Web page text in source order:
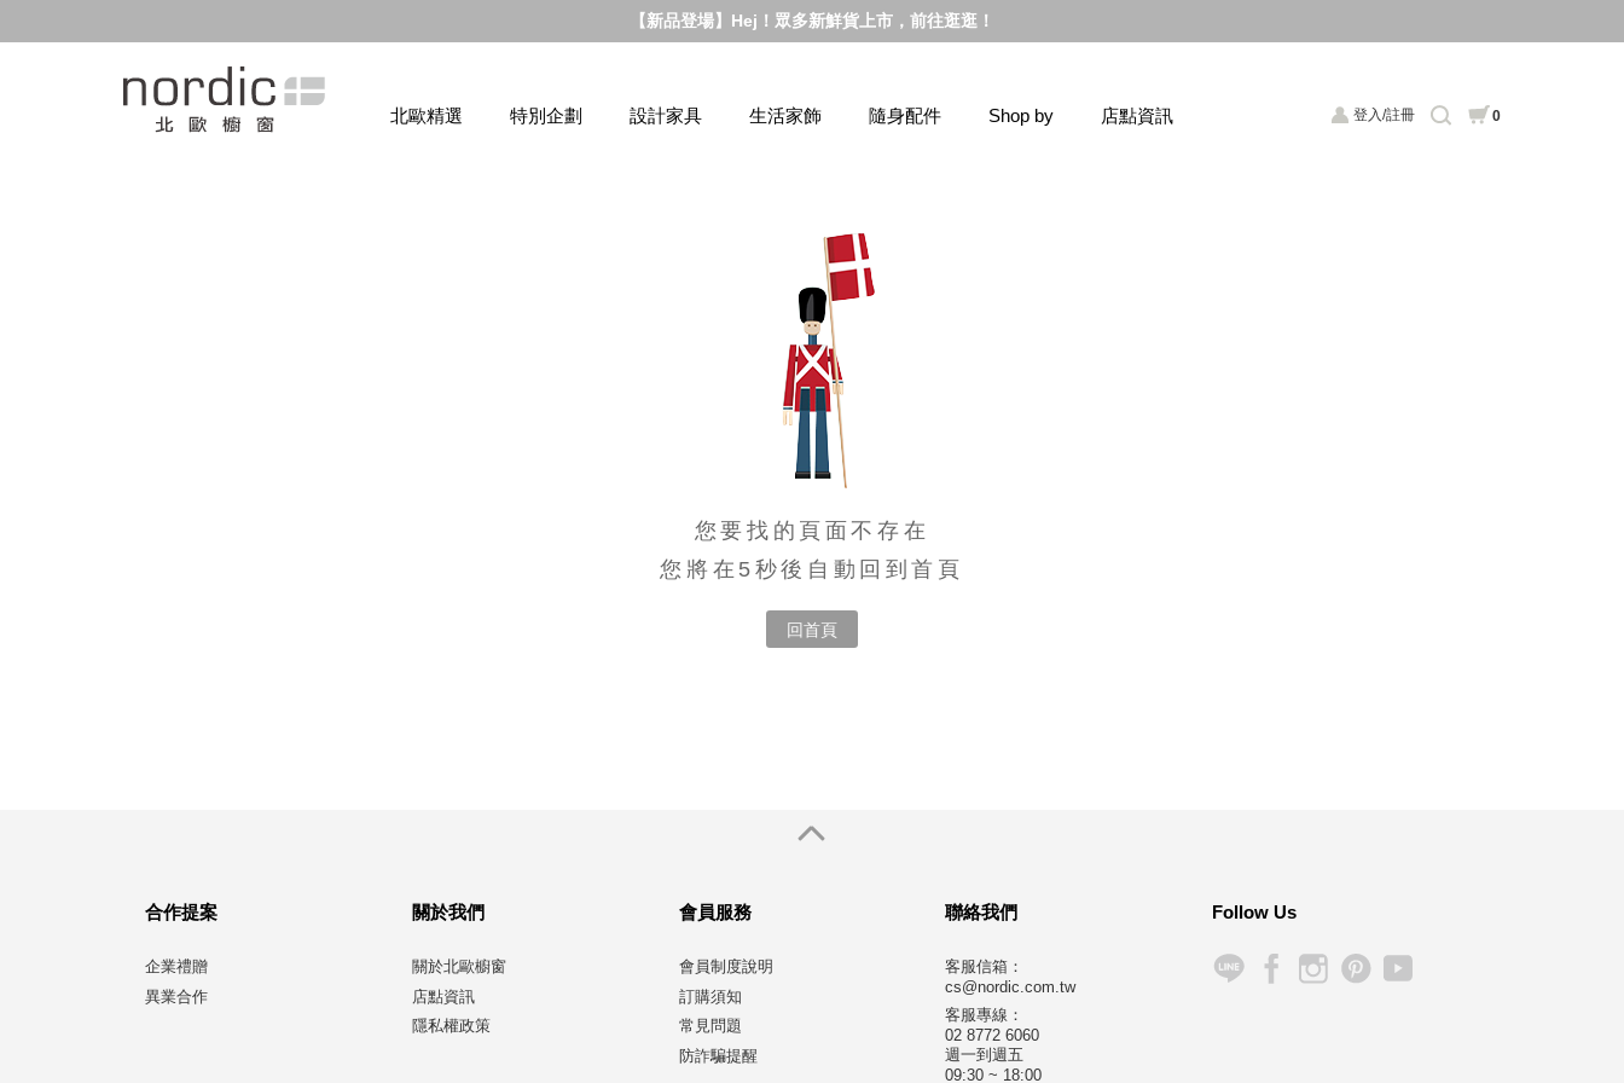
【新品登場】Hej！眾多新鮮貨上市，前往逛逛！
登入/註冊 0
北歐精選 特別企劃 設計家具 生活家飾 隨身配件 Shop by 店點資訊
您要找的頁面不存在
您將在5秒後自動回到首頁
回首頁
合作提案
企業禮贈
異業合作
關於我們
關於北歐櫥窗
店點資訊
隱私權政策
會員服務
會員制度說明
訂購須知
常見問題
防詐騙提醒
聯絡我們
客服信箱：
cs@nordic.com.tw
客服專線：
02 8772 6060
週一到週五
09:30 ~ 18:00
Follow Us